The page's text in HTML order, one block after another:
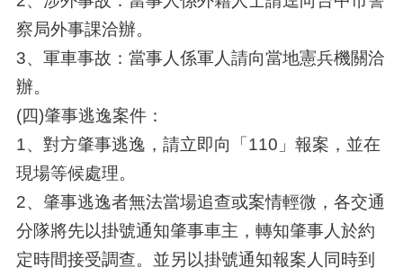
察局外事課洽辦。
3、軍車事故：當事人係軍人請向當地憲兵機關洽
辦。
(四)肇事逃逸案件：
1、對方肇事逃逸，請立即向「110」報案，並在
現場等候處理。
2、肇事逃逸者無法當場追查或案情輕微，各交通
分隊將先以掛號通知肇事車主，轉知肇事人於約
定時間接受調查。並另以掛號通知報案人同時到